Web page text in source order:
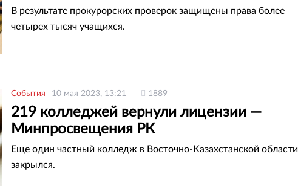
В результате прокурорских проверок защищены права более
четырех тысяч учащихся.
События 10 мая 2023, 13:21 1889
219 колледжей вернули лицензии —
Минпросвещения РК
Еще один частный колледж в Восточно-Казахстанской области
закрылся.